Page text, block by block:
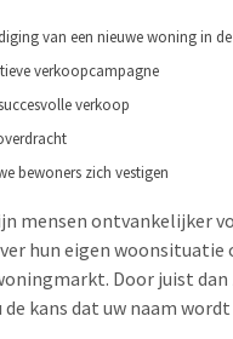
van een nieuwe woning in
verkoopcampagne
verkoop
bewoners zich vestigen
mensen ontvankelijker
hun eigen
Door juist
kans dat uw naam